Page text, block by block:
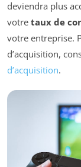
deviendra plus
votre taux de
votre entreprise.
d’acquisition,
d’acquisition.